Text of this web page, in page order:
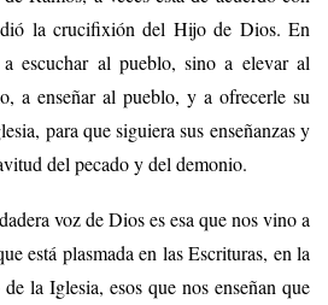
la crucifixión del Hijo de Dios. En
escuchar al pueblo, sino a elevar al
a enseñar al pueblo, y a ofrecerle su
para que siguiera sus enseñanzas y
del pecado y del demonio.
voz de Dios es esa que nos vino a
está plasmada en las Escrituras, en la
la Iglesia, esos que nos enseñan que